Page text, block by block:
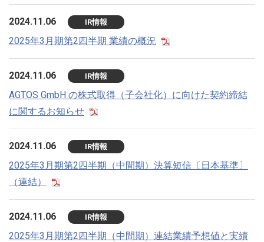
2024.11.06 IR情報
2025年3月期第2四半期 業績の概況
2024.11.06 IR情報
AGTOS GmbH の株式取得（子会社化）に向けた契約締結
に関するお知らせ
2024.11.06 IR情報
2025年3月期第2四半期（中間期）決算短信〔日本基準〕
（連結）
2024.11.06 IR情報
2025年3月期第2四半期（中間期）連結業績予想値と実績